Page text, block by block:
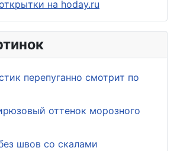
перепуганно смотрит по
оттенок морозного
швов со скалами